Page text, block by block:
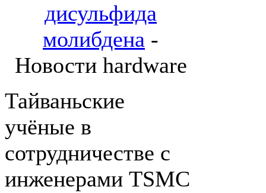
дисульфида
молибдена -
Новости hardware
Тайваньские
учёные в
сотрудничестве с
инженерами TSMC